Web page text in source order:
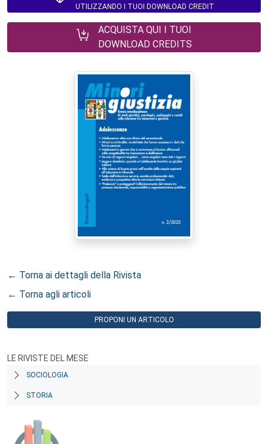
UTILIZZANDO I TUOI DOWNLOAD CREDIT
ACQUISTA QUI I TUOI
DOWNLOAD CREDITS
← Torna ai dettagli della Rivista
← Torna agli articoli
PROPONI UN ARTICOLO
LE RIVISTE DEL MESE
SOCIOLOGIA
STORIA